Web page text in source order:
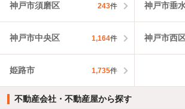
神戸市須磨区 243件 神戸市垂
神戸市中央区 1,164件 神戸市西
姫路市 1,735件
不動産会社・不動産屋から探す